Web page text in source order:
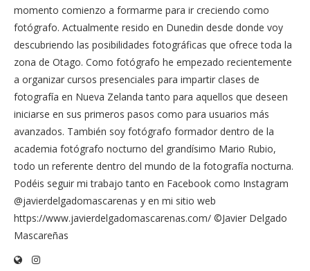
momento comienzo a formarme para ir creciendo como
fotógrafo. Actualmente resido en Dunedin desde donde voy
descubriendo las posibilidades fotográficas que ofrece toda la
zona de Otago. Como fotógrafo he empezado recientemente
a organizar cursos presenciales para impartir clases de
fotografía en Nueva Zelanda tanto para aquellos que deseen
iniciarse en sus primeros pasos como para usuarios más
avanzados. También soy fotógrafo formador dentro de la
academia fotógrafo nocturno del grandísimo Mario Rubio,
todo un referente dentro del mundo de la fotografía nocturna.
Podéis seguir mi trabajo tanto en Facebook como Instagram
@javierdelgadomascarenas y en mi sitio web
https://www.javierdelgadomascarenas.com/ ©Javier Delgado
Mascareñas